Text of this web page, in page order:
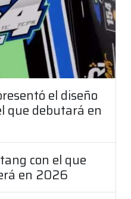
el diseño
que debutará en
con el que
en 2026